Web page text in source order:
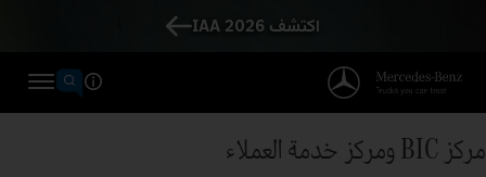
اكتشف IAA 2026
مركز BIC ومركز خدمة العملاء